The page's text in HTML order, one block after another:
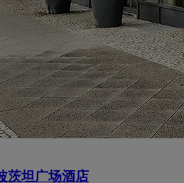
茨坦广场酒店